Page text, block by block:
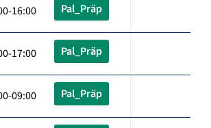
16:00 Pal_Präp
17:00 Pal_Präp
09:00 Pal_Präp